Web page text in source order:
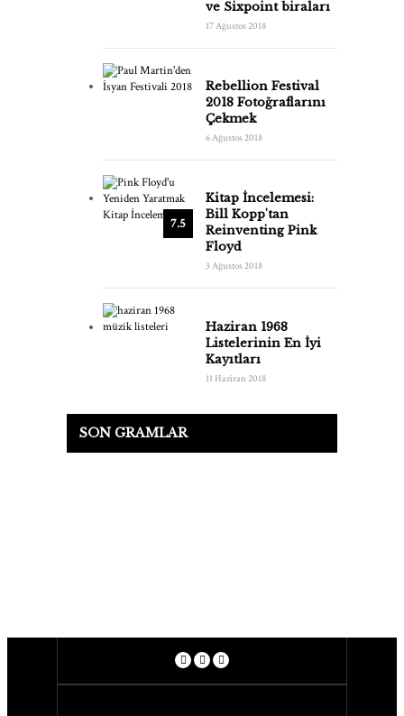
ve Sixpoint biraları
17 Ağustos 2018
Rebellion Festival
2018 Fotoğraflarını
Çekmek
6 Ağustos 2018
7.5
Kitap İncelemesi:
Bill Kopp'tan
Reinventing Pink
Floyd
3 Ağustos 2018
Haziran 1968
Listelerinin En İyi
Kayıtları
11 Haziran 2018
SON GRAMLAR